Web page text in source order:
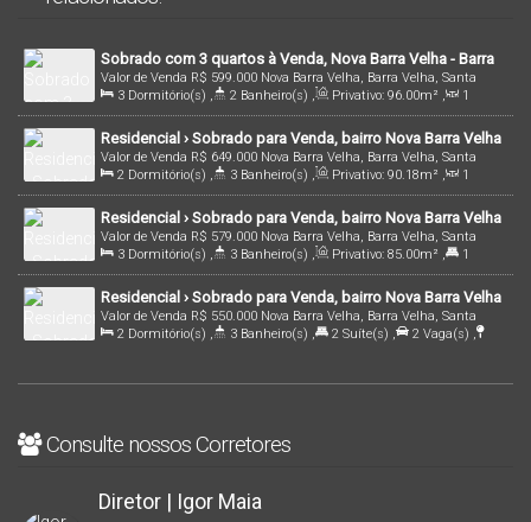
Sobrado com 3 quartos à Venda, Nova Barra Velha - Barra
Velha
R$ 599.000
Valor de Venda
Nova Barra Velha, Barra Velha, Santa
Catarina, Brasil
3 Dormitório(s) , 2 Banheiro(s) , Privativo: 96.00m² ,
1
Sala(s) , 1 Suíte(s) , 2 Vaga(s) , 1900mDistância do Mar
Residencial › Sobrado para Venda, bairro Nova Barra Velha
, em Barra Velha /SC | Cód.: 2520
R$ 649.000
Valor de Venda
Nova Barra Velha, Barra Velha, Santa
Catarina, Brasil
2 Dormitório(s) , 3 Banheiro(s) , Privativo: 90.18m² ,
1
Sala(s) , 1 Suíte(s) , 2 Vaga(s) , 1800mDistância do Mar
Residencial › Sobrado para Venda, bairro Nova Barra Velha
, em Barra Velha /SC | Cód.: 2606
R$ 579.000
Valor de Venda
Nova Barra Velha, Barra Velha, Santa
Catarina, Brasil
3 Dormitório(s) , 3 Banheiro(s) , Privativo: 85.00m² ,
1
Suíte(s) , 2 Vaga(s) , 1600mDistância do Mar ,
Terreno:
84.00m²
Residencial › Sobrado para Venda, bairro Nova Barra Velha
, em Barra Velha /SC | Cód.: 2723
R$ 550.000
Valor de Venda
Nova Barra Velha, Barra Velha, Santa
Catarina, Brasil
2 Dormitório(s) , 3 Banheiro(s) , 2 Suíte(s) , 2 Vaga(s) ,
Consulte nossos Corretores
Diretor | Igor Maia